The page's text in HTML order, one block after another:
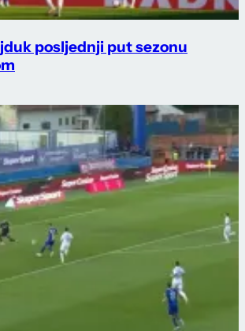
posljednji put sezonu